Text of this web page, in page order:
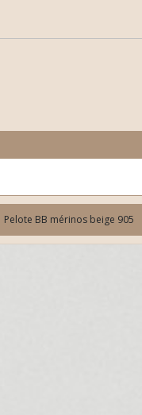
Pelote BB mérinos beige 905